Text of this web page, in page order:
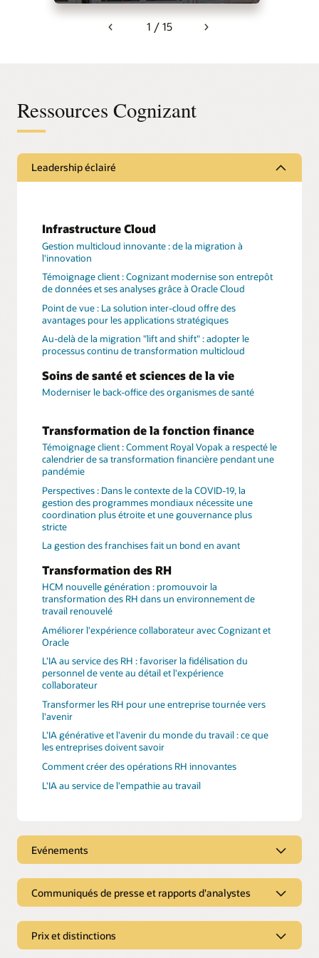
1 / 15
Ressources Cognizant
Leadership éclairé
Infrastructure Cloud
Gestion multicloud innovante : de la migration à
l'innovation
Témoignage client : Cognizant modernise son entrepôt
de données et ses analyses grâce à Oracle Cloud
Point de vue : La solution inter-cloud offre des
avantages pour les applications stratégiques
Au-delà de la migration "lift and shift" : adopter le
processus continu de transformation multicloud
Soins de santé et sciences de la vie
Moderniser le back-office des organismes de santé
Transformation de la fonction finance
Témoignage client : Comment Royal Vopak a respecté le
calendrier de sa transformation financière pendant une
pandémie
Perspectives : Dans le contexte de la COVID-19, la
gestion des programmes mondiaux nécessite une
coordination plus étroite et une gouvernance plus
stricte
La gestion des franchises fait un bond en avant
Transformation des RH
HCM nouvelle génération : promouvoir la
transformation des RH dans un environnement de
travail renouvelé
Améliorer l'expérience collaborateur avec Cognizant et
Oracle
L'IA au service des RH : favoriser la fidélisation du
personnel de vente au détail et l'expérience
collaborateur
Transformer les RH pour une entreprise tournée vers
l'avenir
L'IA générative et l'avenir du monde du travail : ce que
les entreprises doivent savoir
Comment créer des opérations RH innovantes
L'IA au service de l'empathie au travail
Evénements
Partenariats
Cognizant est un sponsor Premier d'Oracle CloudWorld
Tour 2024
Cognizant est un sponsor Premier d'Oracle AI World
Communiqués de presse et rapports d'analystes
Communiqués de presse et rapports
d'analystes
Prix et distinctions